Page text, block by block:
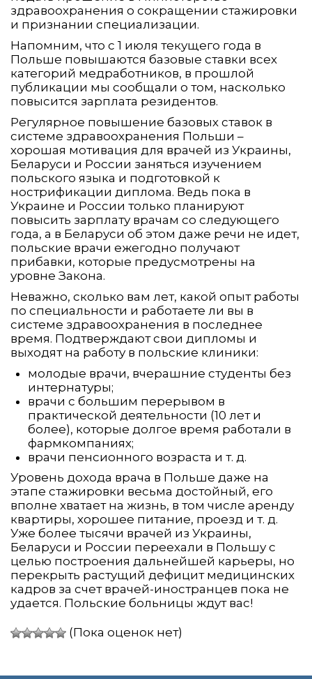
здравоохранения о сокращении стажировки
и признании специализации.
Напомним, что с 1 июля текущего года в
Польше повышаются базовые ставки всех
категорий медработников, в прошлой
публикации мы сообщали о том, насколько
повысится зарплата резидентов.
Регулярное повышение базовых ставок в
системе здравоохранения Польши –
хорошая мотивация для врачей из Украины,
Беларуси и России заняться изучением
польского языка и подготовкой к
нострификации диплома. Ведь пока в
Украине и России только планируют
повысить зарплату врачам со следующего
года, а в Беларуси об этом даже речи не идет,
польские врачи ежегодно получают
прибавки, которые предусмотрены на
уровне Закона.
Неважно, сколько вам лет, какой опыт работы
по специальности и работаете ли вы в
системе здравоохранения в последнее
время. Подтверждают свои дипломы и
выходят на работу в польские клиники:
молодые врачи, вчерашние студенты без
интернатуры;
врачи с большим перерывом в
практической деятельности (10 лет и
более), которые долгое время работали в
фармкомпаниях;
врачи пенсионного возраста и т. д.
Уровень дохода врача в Польше даже на
этапе стажировки весьма достойный, его
вполне хватает на жизнь, в том числе аренду
квартиры, хорошее питание, проезд и т. д.
Уже более тысячи врачей из Украины,
Беларуси и России переехали в Польшу с
целью построения дальнейшей карьеры, но
перекрыть растущий дефицит медицинских
кадров за счет врачей-иностранцев пока не
удается. Польские больницы ждут вас!
(Пока оценок нет)